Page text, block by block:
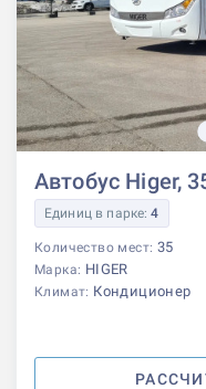
Автобус Higer,
Единиц в парке:4
Количество мест: 35
Марка: HIGER
Климат: Кондиционер